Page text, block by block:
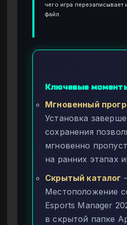
чего игра
файл.
Ключевые
Мгновенный
Установка
сохранения
мгновенно
на ранних этапах
Скрытый каталог
Местоположение
Esports Manager
в скрытой папке